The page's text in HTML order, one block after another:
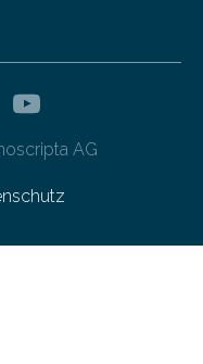
AG